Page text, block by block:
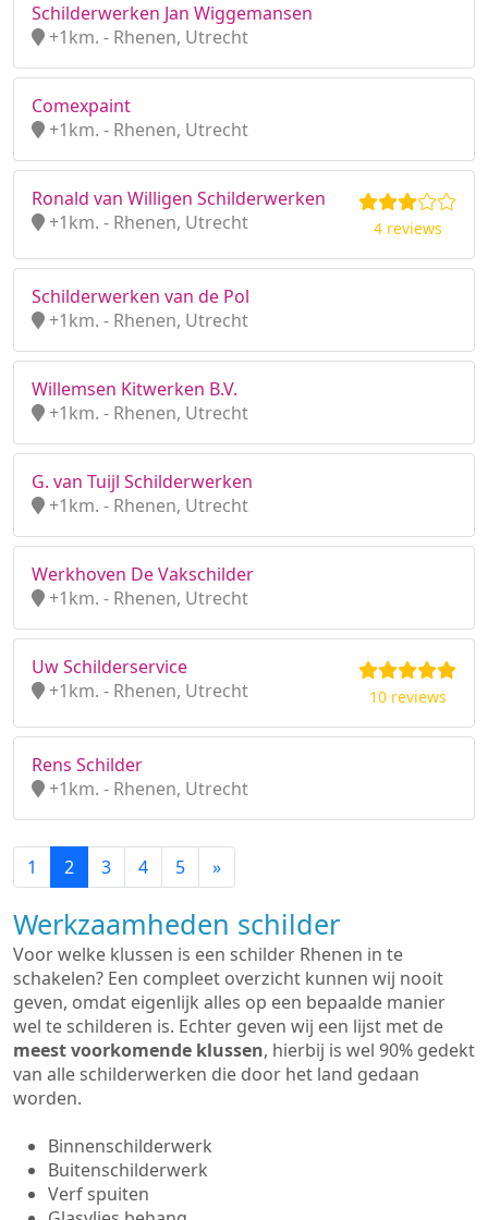
Schilderwerken Jan Wiggemansen
+1km. - Rhenen, Utrecht
Comexpaint
+1km. - Rhenen, Utrecht
Ronald van Willigen Schilderwerken
+1km. - Rhenen, Utrecht
4 reviews
Schilderwerken van de Pol
+1km. - Rhenen, Utrecht
Willemsen Kitwerken B.V.
+1km. - Rhenen, Utrecht
G. van Tuijl Schilderwerken
+1km. - Rhenen, Utrecht
Werkhoven De Vakschilder
+1km. - Rhenen, Utrecht
Uw Schilderservice
+1km. - Rhenen, Utrecht
10 reviews
Rens Schilder
+1km. - Rhenen, Utrecht
1 2 3 4 5 »
Werkzaamheden schilder
Voor welke klussen is een schilder Rhenen in te
schakelen? Een compleet overzicht kunnen wij nooit
geven, omdat eigenlijk alles op een bepaalde manier
wel te schilderen is. Echter geven wij een lijst met de
meest voorkomende klussen, hierbij is wel 90% gedekt
van alle schilderwerken die door het land gedaan
worden.
Binnenschilderwerk
Buitenschilderwerk
Verf spuiten